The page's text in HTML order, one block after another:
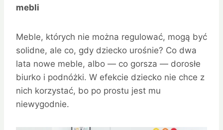
mebli
Meble, których nie można regulować, mogą być
solidne, ale co, gdy dziecko urośnie? Co dwa
lata nowe meble, albo — co gorsza — dorosłe
biurko i podnóżki. W efekcie dziecko nie chce z
nich korzystać, bo po prostu jest mu
niewygodnie.